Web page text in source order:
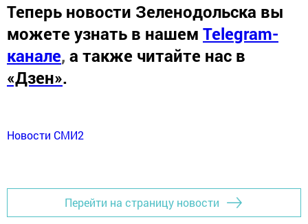
Теперь новости Зеленодольска вы
можете узнать в нашем Telegram-
канале, а также читайте нас в
«Дзен».
Новости СМИ2
Перейти на страницу новости